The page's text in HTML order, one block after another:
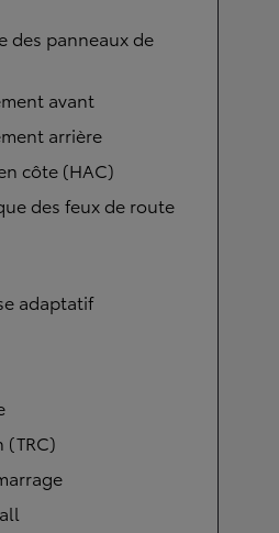
des panneaux de
avant
arrière
côte (HAC)
des feux de route
adaptatif